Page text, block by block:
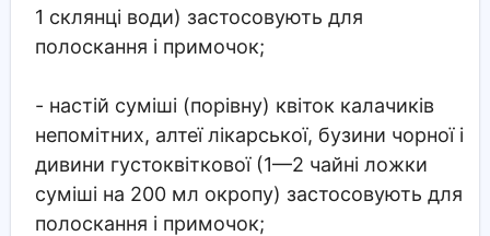
1 склянці води) застосовують для
полоскання і примочок;
- настій суміші (порівну) квіток калачиків
непомітних, алтеї лікарської, бузини чорної і
дивини густоквіткової (1—2 чайні ложки
суміші на 200 мл окропу) застосовують для
полоскання і примочок;